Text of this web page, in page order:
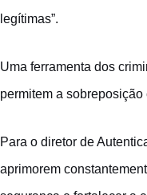
legítimas”.
Uma ferramenta dos
permitem a
Para o diretor de
aprimorem